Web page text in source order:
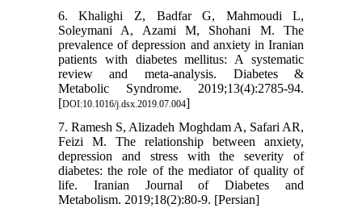
6. Khalighi Z, Badfar G, Mahmoudi L,
Soleymani A, Azami M, Shohani M. The
prevalence of depression and anxiety in Iranian
patients with diabetes mellitus: A systematic
review and meta-analysis. Diabetes &
Metabolic Syndrome. 2019;13(4):2785-94.
[DOI:10.1016/j.dsx.2019.07.004]
7. Ramesh S, Alizadeh Moghdam A, Safari AR,
Feizi M. The relationship between anxiety,
depression and stress with the severity of
diabetes: the role of the mediator of quality of
life. Iranian Journal of Diabetes and
Metabolism. 2019;18(2):80-9. [Persian]